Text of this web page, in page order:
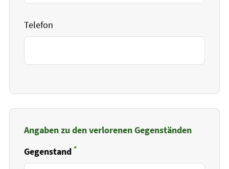
Telefon
Angaben zu den verlorenen Gegenständen
Gegenstand *
Pflichtfeld